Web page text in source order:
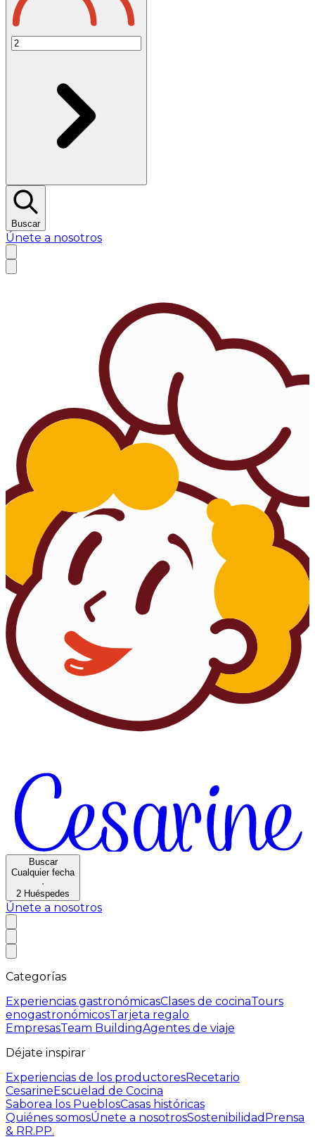
Buscar
Únete a nosotros
Buscar
Cualquier fecha
·
2 Huéspedes
Únete a nosotros
Categorías
Experiencias gastronómicasClases de cocinaTours
enogastronómicosTarjeta regalo
EmpresasTeam BuildingAgentes de viaje
Déjate inspirar
Experiencias de los productoresRecetario
CesarineEscuelad de Cocina
Saborea los PueblosCasas históricas
Quiénes somosÚnete a nosotrosSostenibilidad Prensa
& RR.PP.